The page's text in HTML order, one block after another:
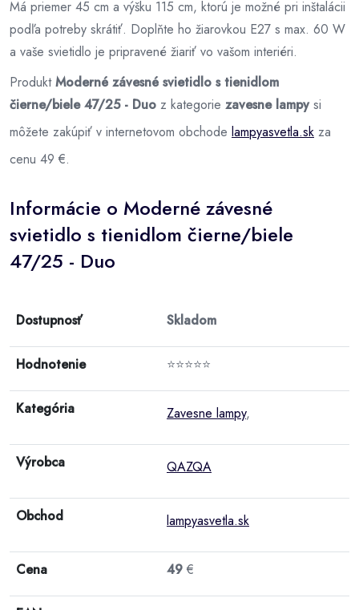
Má priemer 45 cm a výšku 115 cm, ktorú je možné pri inštalácii
podľa potreby skrátiť. Doplňte ho žiarovkou E27 s max. 60 W
a vaše svietidlo je pripravené žiariť vo vašom interiéri.
ProduktModerné závesné svietidlo s tienidlom
čierne/biele 47/25 - Duo z kategorie zavesne lampysi
môžete zakúpiť v internetovom obchode lampyasvetla.sk za
cenu 49 €.
Informácie o Moderné závesné
svietidlo s tienidlom čierne/biele
47/25 - Duo
Dostupnosť Skladom
Hodnotenie ⭐⭐⭐⭐⭐
Kategória Zavesne lampy,
Výrobca QAZQA
Obchod lampyasvetla.sk
Cena 49 €